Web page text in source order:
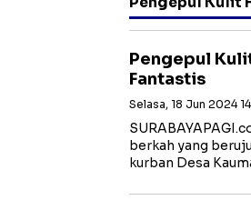
Pengepul
Fantastis
Selasa, 18 Jun 2024
berkah yang
kurban Desa